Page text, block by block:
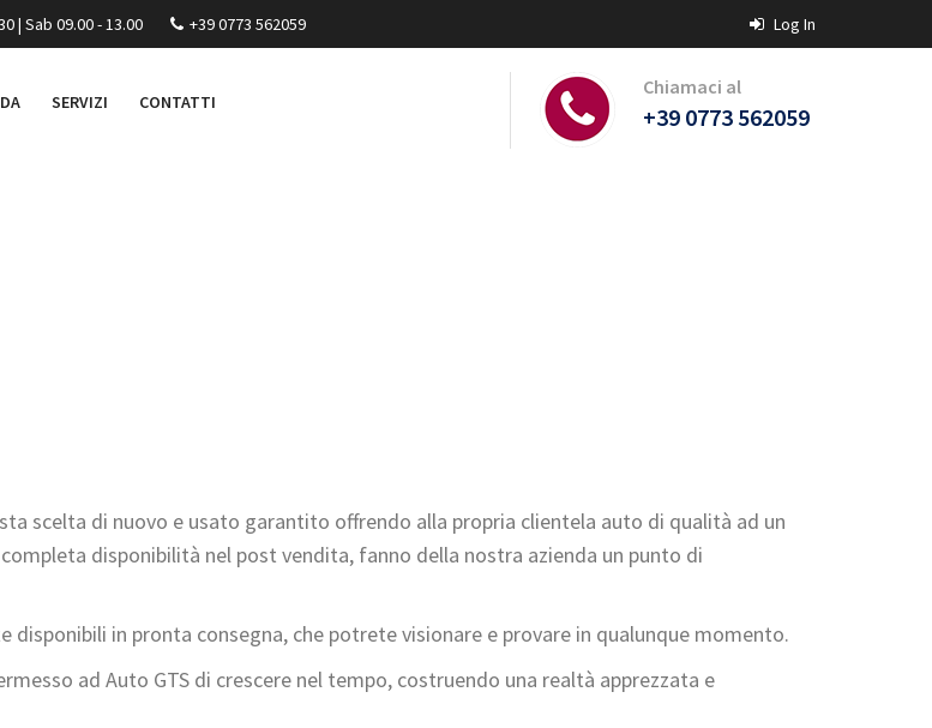
| Sab 09.00 - 13.00 +39 0773 562059 Log In
SERVIZI CONTATTI
Chiamaci al
+39 0773 562059
scelta di nuovo e usato garantito offrendo alla propria clientela auto di qualità ad un
disponibilità nel post vendita, fanno della nostra azienda un punto di
in pronta consegna, che potrete visionare e provare in qualunque momento.
ad Auto GTS di crescere nel tempo, costruendo una realtà apprezzata e